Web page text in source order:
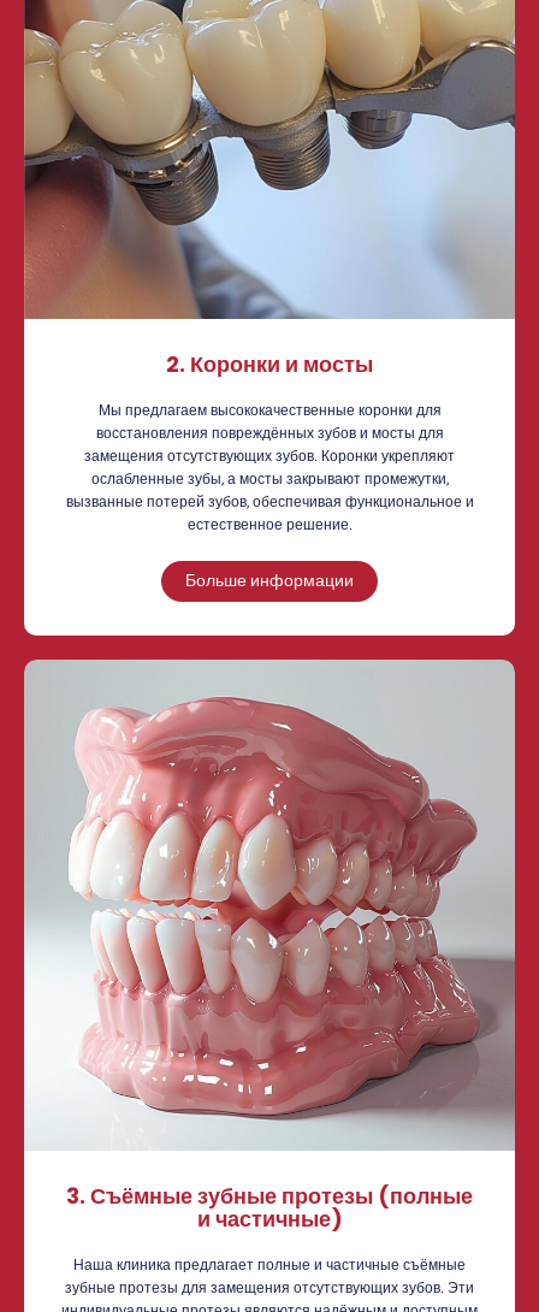
2. Коронки и мосты
Мы предлагаем высококачественные коронки для
восстановления повреждённых зубов и мосты для
замещения отсутствующих зубов. Коронки укрепляют
ослабленные зубы, а мосты закрывают промежутки,
вызванные потерей зубов, обеспечивая функциональное и
естественное решение.
Больше информации
3. Съёмные зубные протезы (полные
и частичные)
Наша клиника предлагает полные и частичные съёмные
зубные протезы для замещения отсутствующих зубов. Эти